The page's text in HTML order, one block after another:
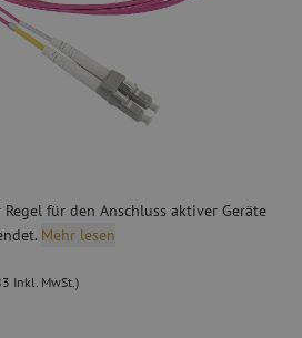
für den Anschluss aktiver Geräte
Mehr lesen
Inkl. MwSt.)